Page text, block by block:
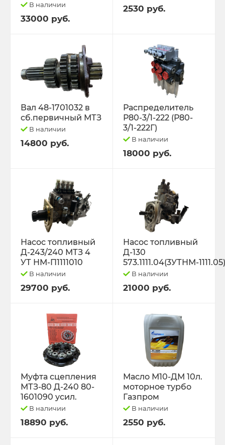
В наличии
33000 руб.
2530 руб.
Вал 48-1701032 в
сб.первичный МТЗ
В наличии
14800 руб.
Распределитель
Р80-3/1-222 (Р80-
3/1-222Г)
В наличии
18000 руб.
Насос топливный
Д-243/240 МТЗ 4
УТ НМ-П1111010
В наличии
29700 руб.
Насос топливный
Д-130
573.1111.04(3УТНМ-1111.05)
В наличии
21000 руб.
Муфта сцепления
МТЗ-80 Д-240 80-
1601090 усил.
В наличии
18890 руб.
Масло М10-ДМ 10л.
моторное турбо
Газпром
В наличии
2550 руб.